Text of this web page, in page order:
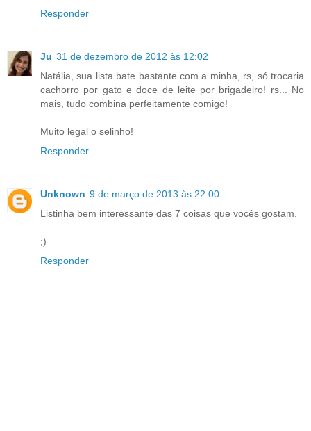
Responder
Ju 31 de dezembro de 2012 às 12:02
Natália, sua lista bate bastante com a minha, rs, só trocaria
cachorro por gato e doce de leite por brigadeiro! rs... No
mais, tudo combina perfeitamente comigo!
Muito legal o selinho!
Responder
Unknown 9 de março de 2013 às 22:00
Listinha bem interessante das 7 coisas que vocês gostam.
;)
Responder